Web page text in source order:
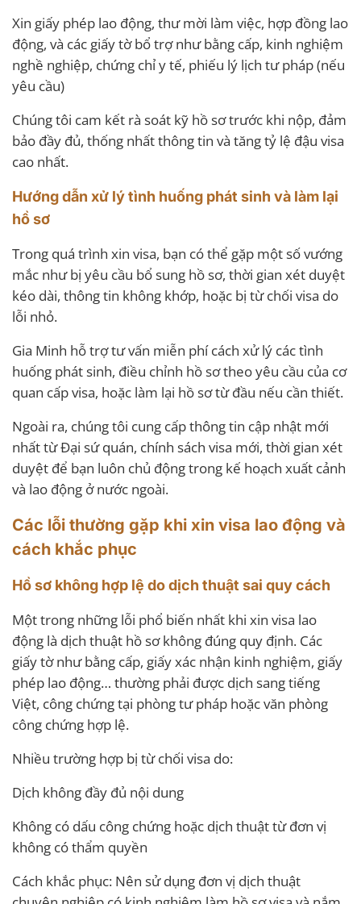
Xin giấy phép lao động, thư mời làm việc, hợp đồng lao
động, và các giấy tờ bổ trợ như bằng cấp, kinh nghiệm
nghề nghiệp, chứng chỉ y tế, phiếu lý lịch tư pháp (nếu
yêu cầu)
Chúng tôi cam kết rà soát kỹ hồ sơ trước khi nộp, đảm
bảo đầy đủ, thống nhất thông tin và tăng tỷ lệ đậu visa
cao nhất.
Hướng dẫn xử lý tình huống phát sinh và làm lại
hồ sơ
Trong quá trình xin visa, bạn có thể gặp một số vướng
mắc như bị yêu cầu bổ sung hồ sơ, thời gian xét duyệt
kéo dài, thông tin không khớp, hoặc bị từ chối visa do
lỗi nhỏ.
Gia Minh hỗ trợ tư vấn miễn phí cách xử lý các tình
huống phát sinh, điều chỉnh hồ sơ theo yêu cầu của cơ
quan cấp visa, hoặc làm lại hồ sơ từ đầu nếu cần thiết.
Ngoài ra, chúng tôi cung cấp thông tin cập nhật mới
nhất từ Đại sứ quán, chính sách visa mới, thời gian xét
duyệt để bạn luôn chủ động trong kế hoạch xuất cảnh
và lao động ở nước ngoài.
Các lỗi thường gặp khi xin visa lao động và
cách khắc phục
Hồ sơ không hợp lệ do dịch thuật sai quy cách
Một trong những lỗi phổ biến nhất khi xin visa lao
động là dịch thuật hồ sơ không đúng quy định. Các
giấy tờ như bằng cấp, giấy xác nhận kinh nghiệm, giấy
phép lao động… thường phải được dịch sang tiếng
Việt, công chứng tại phòng tư pháp hoặc văn phòng
công chứng hợp lệ.
Nhiều trường hợp bị từ chối visa do:
Dịch không đầy đủ nội dung
Không có dấu công chứng hoặc dịch thuật từ đơn vị
không có thẩm quyền
Cách khắc phục: Nên sử dụng đơn vị dịch thuật